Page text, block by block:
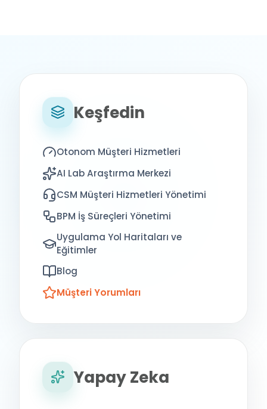
Keşfedin
Otonom Müşteri Hizmetleri
AI Lab Araştırma Merkezi
CSM Müşteri Hizmetleri Yönetimi
BPM İş Süreçleri Yönetimi
Uygulama Yol Haritaları ve
Eğitimler
Blog
Müşteri Yorumları
Yapay Zeka